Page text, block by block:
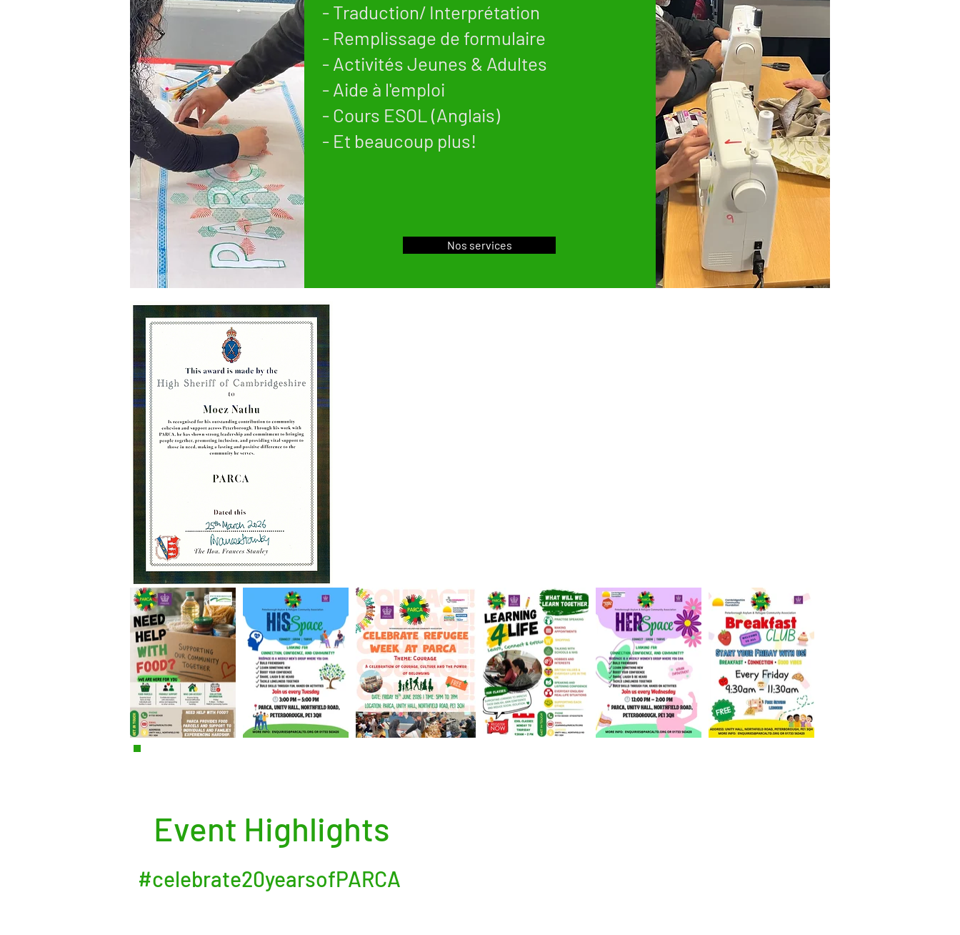
- Traduction/ Interprétation
- Remplissage de formulaire
- Activités Jeunes & Adultes
- Aide à l'emploi
- Cours ESOL (Anglais)
- Et beaucoup plus!
Nos services
Event Highlights
#celebrate20yearsofPARCA